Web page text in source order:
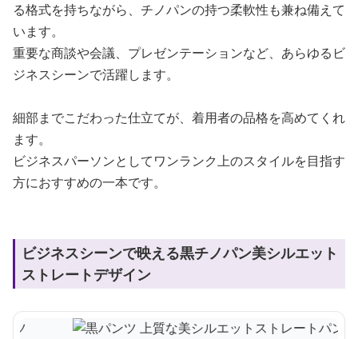
る格式を持ちながら、チノパンの持つ柔軟性も兼ね備えて
います。
重要な商談や会議、プレゼンテーションなど、あらゆるビ
ジネスシーンで活躍します。
細部までこだわった仕立てが、着用者の品格を高めてくれ
ます。
ビジネスパーソンとしてワンランク上のスタイルを目指す
方におすすめの一本です。
ビジネスシーンで映える黒チノパン美シルエット
ストレートデザイン